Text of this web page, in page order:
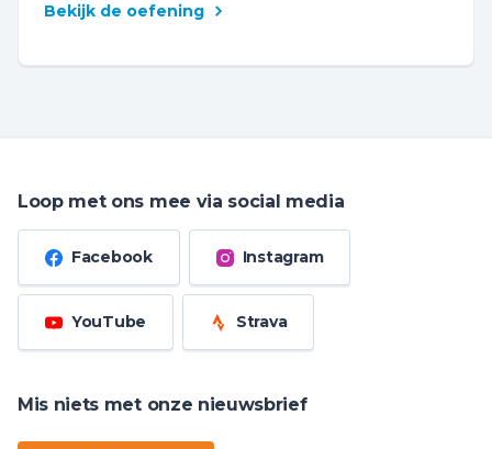
Bekijk de oefening
Loop met ons mee via social media
Facebook Instagram
YouTube Strava
Mis niets met onze nieuwsbrief